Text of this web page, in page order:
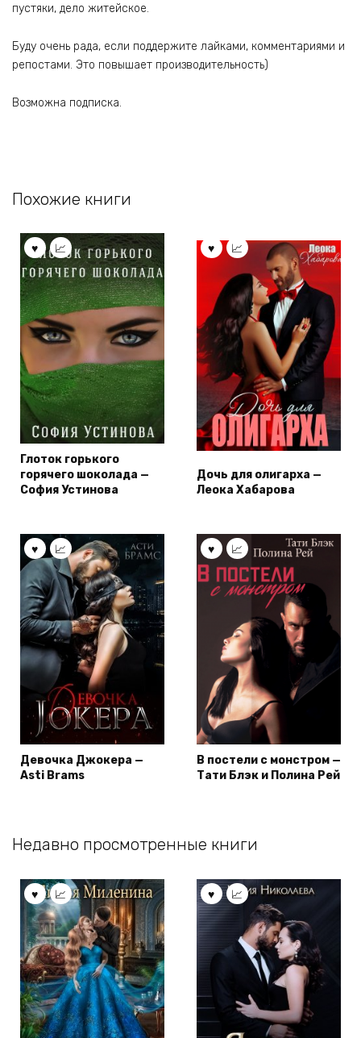
пустяки, дело житейское.
Буду очень рада, если поддержите лайками, комментариями и
репостами. Это повышает производительность)
Возможна подписка.
Похожие книги
Глоток горького
горячего шоколада —
София Устинова
Дочь для олигарха —
Леока Хабарова
Девочка Джокера —
Asti Brams
В постели с монстром —
Тати Блэк и Полина Рей
Недавно просмотренные книги